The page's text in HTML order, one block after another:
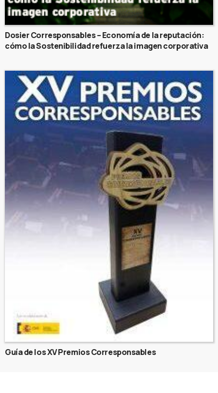
Dosier Corresponsables – Economía de la reputación:
cómo la Sostenibilidad refuerza la imagen corporativa
Guía de los XV Premios Corresponsables